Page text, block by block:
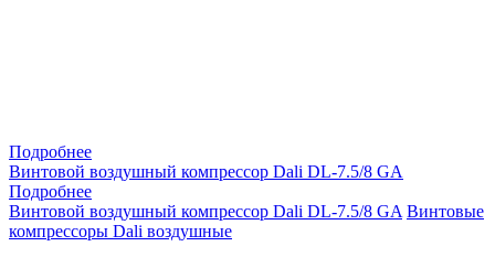
Подробнее
Винтовой воздушный компрессор Dali DL-7.5/8 GA
Подробнее
Винтовой воздушный компрессор Dali DL-7.5/8 GA Винтовые
компрессоры Dali воздушные